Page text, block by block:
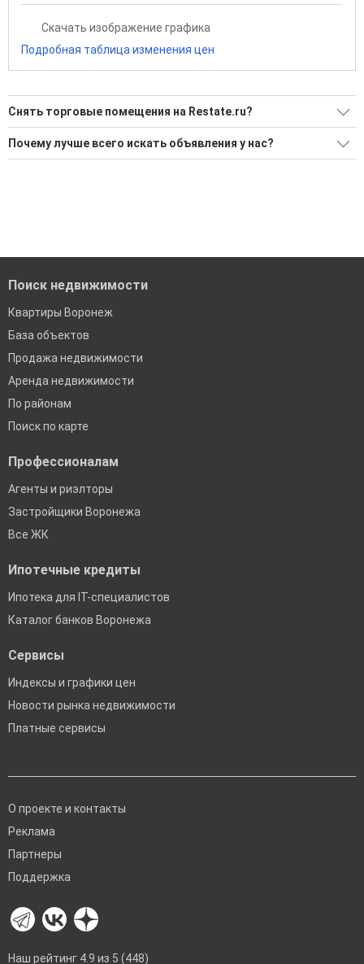
Скачать изображение графика
Подробная таблица изменения цен
Снять торговые помещения на Restate.ru?
Ищите, как Снять торговые помещения?
18 актуальных и проверенных объявлений
Почему лучше всего искать объявления у нас?
Поиск недвижимости
Квартиры Воронеж
База объектов
Продажа недвижимости
Аренда недвижимости
По районам
Поиск по карте
Профессионалам
Агенты и риэлторы
Застройщики Воронежа
Все ЖК
Ипотечные кредиты
Ипотека для IT-специалистов
Каталог банков Воронежа
Сервисы
Индексы и графики цен
Новости рынка недвижимости
Платные сервисы
О проекте и контакты
Реклама
Партнеры
Поддержка
Наш рейтинг 4.9 из 5 (448)